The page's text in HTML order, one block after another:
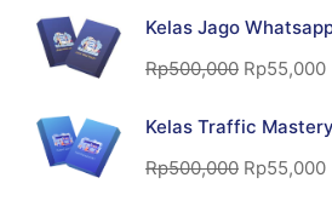
Kelas Jago
Rp500,000 Rp55,000
Kelas Traffic
Rp500,000 Rp55,000